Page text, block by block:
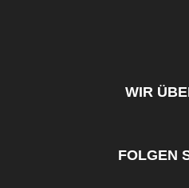
WIR
FOLGEN